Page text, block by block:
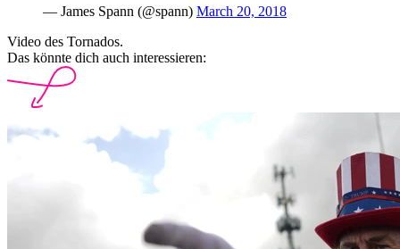
— James Spann (@spann) March 20, 2018
Video des Tornados.
Das könnte dich auch interessieren: